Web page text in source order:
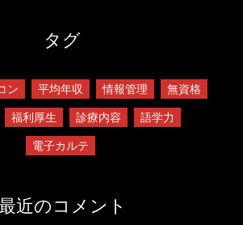
タグ
ン 平均年収 情報管理
無資格
福利厚生 診療内容
語学力
電子カルテ
近のコメント